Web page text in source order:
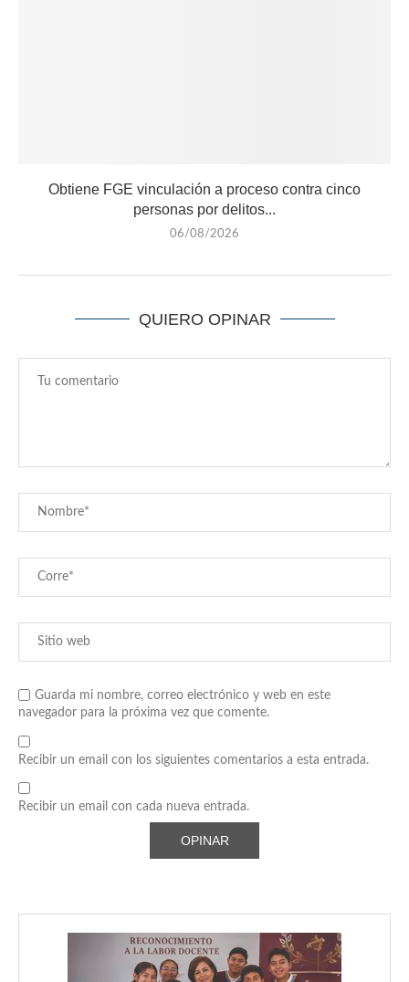
Obtiene FGE vinculación a proceso contra cinco
personas por delitos...
06/08/2026
QUIERO OPINAR
Guarda mi nombre, correo electrónico y web en este
navegador para la próxima vez que comente.
Recibir un email con los siguientes comentarios a esta entrada.
Recibir un email con cada nueva entrada.